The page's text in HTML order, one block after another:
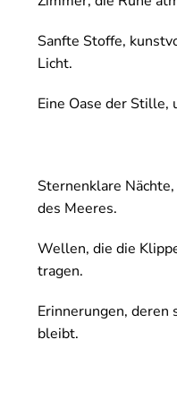
Sanfte Stoffe,
Licht.
Eine Oase der Stille,
Sternenklare
des Meeres.
Wellen, die die
tragen.
Erinnerungen,
bleibt.